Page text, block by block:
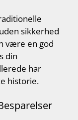
sikkerhed
være en god
din
har
historie.